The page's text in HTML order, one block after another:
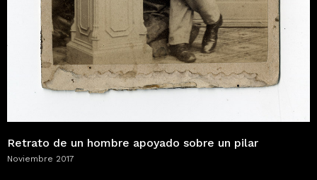
Retrato de un hombre apoyado sobre un pilar
Noviembre 2017